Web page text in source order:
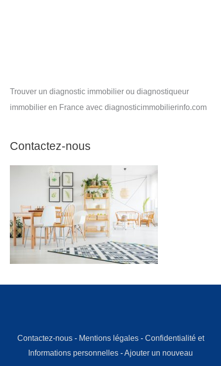
Trouver un diagnostic immobilier ou diagnostiqueur
immobilier en France avec diagnosticimmobilierinfo.com
Contactez-nous
Contactez-nous- Mentions légales- Confidentialité et
Informations personnelles -Ajouter un nouveau